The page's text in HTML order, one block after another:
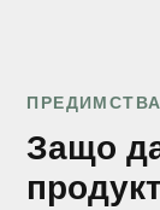
ПРЕДИМСТВА
Защо